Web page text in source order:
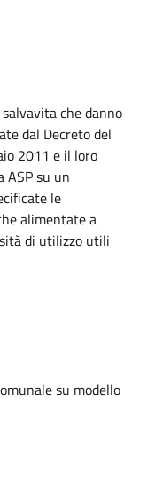
che danno
dal Decreto del
2011 e il loro
ASP su un
le
alimentate a
di utilizzo utili
su modello